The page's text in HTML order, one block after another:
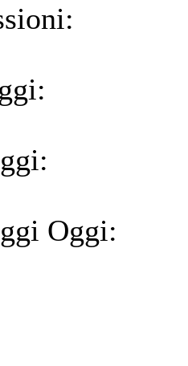
Oggi: